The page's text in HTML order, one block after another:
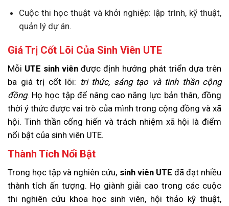
Cuộc thi học thuật và khởi nghiệp: lập trình, kỹ thuật,
quản lý dự án.
Giá Trị Cốt Lõi Của Sinh Viên UTE
Mỗi UTE sinh viên được định hướng phát triển dựa trên
ba giá trị cốt lõi: tri thức, sáng tạo và tinh thần cộng
đồng. Họ học tập để nâng cao năng lực bản thân, đồng
thời ý thức được vai trò của mình trong cộng đồng và xã
hội. Tinh thần cống hiến và trách nhiệm xã hội là điểm
nổi bật của sinh viên UTE.
Thành Tích Nổi Bật
Trong học tập và nghiên cứu, sinh viên UTE đã đạt nhiều
thành tích ấn tượng. Họ giành giải cao trong các cuộc
thi nghiên cứu khoa học sinh viên, hội thảo kỹ thuật,